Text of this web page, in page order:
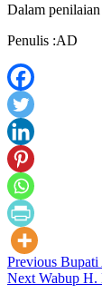
Dalam
Penulis :AD
Post
Previous Bupati
Next Wabup H.